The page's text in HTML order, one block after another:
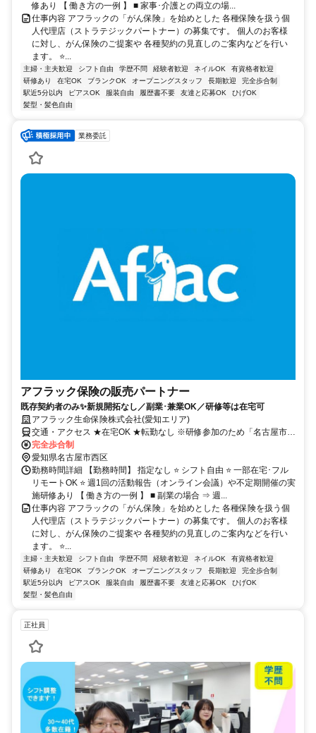
修あり 【 働き方の一例 】 ■ 家事･介護との両立の場...
仕事内容 アフラックの「がん保険」を始めとした 各種保険を扱う個
人代理店（ストラテジックパートナー）の募集です。 個人のお客様
に対し、がん保険のご提案や 各種契約の見直しのご案内などを行い
ます。 ⭐...
主婦・主夫歓迎 シフト自由 学歴不問 経験者歓迎 ネイルOK
有資格者歓迎
研修あり
在宅OK ブランクOK オープニングスタッフ 長期歓迎
完全歩合制
駅近5分以内
ピアスOK 服装自由 履歴書不要 友達と応募OK
ひげOK
髪型・髪色自由
業務委託
アフラック保険の販売パートナー
既存契約者のみ✨新規開拓なし／副業･兼業OK／研修等は在宅可
アフラック生命保険株式会社(愛知エリア)
交通・アクセス ★在宅OK ★転勤なし ※研修参加のため「名古屋市西
区」への出社あり
完全歩合制
愛知県名古屋市西区
勤務時間詳細 【勤務時間】 指定なし ⭐ シフト自由 ⭐ 一部在宅･フル
リモートOK ⭐ 週1回の活動報告（オンライン会議）や不定期開催の実
施研修あり 【 働き方の一例 】 ■ 副業の場合 ⇒ 週...
仕事内容 アフラックの「がん保険」を始めとした 各種保険を扱う個
人代理店（ストラテジックパートナー）の募集です。 個人のお客様
に対し、がん保険のご提案や 各種契約の見直しのご案内などを行い
ます。 ⭐...
主婦・主夫歓迎 シフト自由 学歴不問 経験者歓迎 ネイルOK
有資格者歓迎
研修あり
在宅OK ブランクOK オープニングスタッフ 長期歓迎
完全歩合制
駅近5分以内
ピアスOK 服装自由 履歴書不要 友達と応募OK
ひげOK
髪型・髪色自由
正社員